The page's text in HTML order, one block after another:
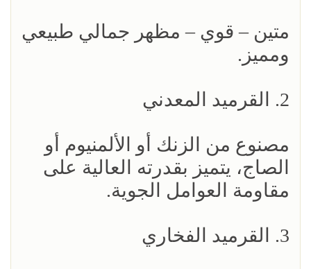
متين – قوي – مظهر جمالي طبيعي
ومميز.
2. القرميد المعدني
مصنوع من الزنك أو الألمنيوم أو
الصاج، يتميز بقدرته العالية على
مقاومة العوامل الجوية.
3. القرميد الفخاري